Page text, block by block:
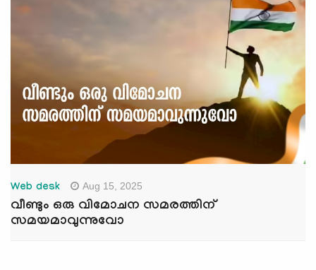
Web desk Aug 15, 2025
വീണ്ടും ഒരു വിമോചന സമരത്തിന്
സമയമാവുന്നുവോ